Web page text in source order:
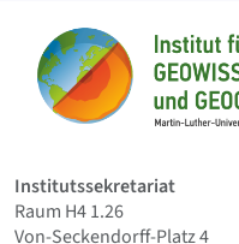
Startseite
Institutssekretariat
Raum H4 1.26
Von-Seckendorff-Platz 4